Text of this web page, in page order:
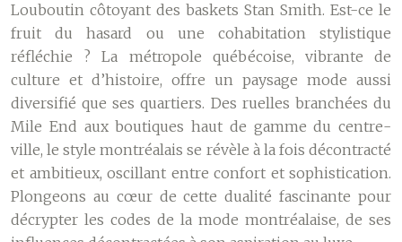
Louboutin côtoyant des baskets Stan Smith. Est-ce le
fruit du hasard ou une cohabitation stylistique
réfléchie ? La métropole québécoise, vibrante de
culture et d’histoire, offre un paysage mode aussi
diversifié que ses quartiers. Des ruelles branchées du
Mile End aux boutiques haut de gamme du centre-
ville, le style montréalais se révèle à la fois décontracté
et ambitieux, oscillant entre confort et sophistication.
Plongeons au cœur de cette dualité fascinante pour
décrypter les codes de la mode montréalaise, de ses